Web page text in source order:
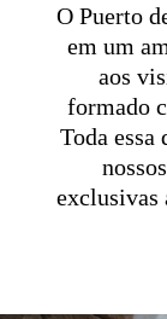
O Puerto
em um
aos
formado
Toda
exclusivas